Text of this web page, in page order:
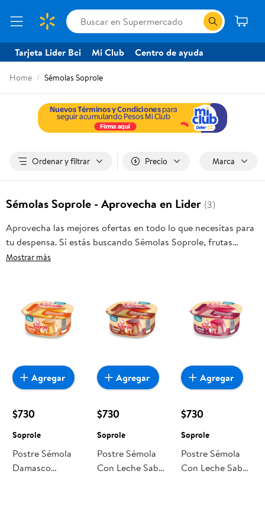
Tarjeta Lider Bci Mi Club Centro de ayuda
Home Sémolas Soprole
Ordenar y filtrar Precio Marca
Sémolas Soprole - Aprovecha en Lider (3)
Aprovecha las mejores ofertas en todo lo que necesitas para
tu despensa. Si estás buscando Sémolas Soprole, frutas
frescas, carnes, pan o productos para el hogar, aquí lo
oportunidad sea realmente conveniente para ti y tu familia.
Mostrar más
$730
Soprole
Postre Sémola
Damasco
Agregar
$730
Soprole
Postre Sémola
Con Leche Sabor
Agregar
$730
Soprole
Postre Sémola
Con Leche Sabor
Agregar